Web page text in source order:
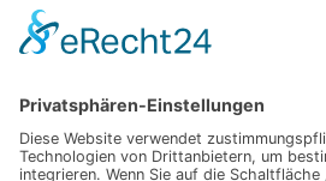
Schreibe einen